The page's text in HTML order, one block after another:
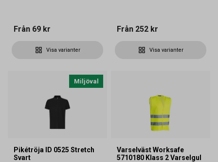
Från 69 kr
Visa varianter
Från 252 kr
Visa varianter
Miljöval
Pikétröja ID 0525 Stretch
Svart
Varselväst Worksafe
5710180 Klass 2 Varselgul